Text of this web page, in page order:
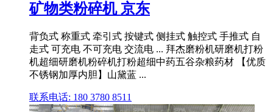
矿物类粉碎机 京东
背负式 称重式 牵引式 按键式 侧挂式 触控式 手推式 自
走式 可充电 不可充电 交流电 ... 拜杰磨粉机研磨机打粉
机超细研磨机粉碎机打粉超细中药五谷杂粮药材 【优质
不锈钢加厚内胆】山黛蓝 ...
联系电话: 180 3780 8511